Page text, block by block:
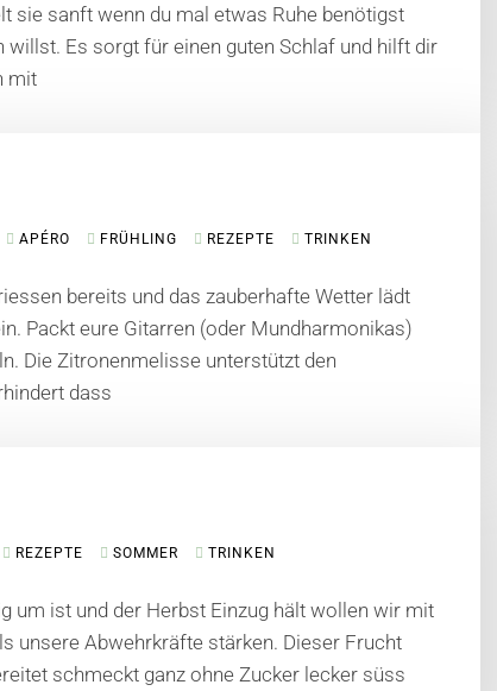
sie sanft wenn du mal etwas Ruhe benötigst
willst. Es sorgt für einen guten Schlaf und hilft dir
mit
APÉRO FRÜHLING REZEPTE TRINKEN
bereits und das zauberhafte Wetter lädt
Packt eure Gitarren (oder Mundharmonikas)
Die Zitronenmelisse unterstützt den
dass
REZEPTE SOMMER TRINKEN
um ist und der Herbst Einzug hält wollen wir mit
unsere Abwehrkräfte stärken. Dieser Frucht
schmeckt ganz ohne Zucker lecker süss